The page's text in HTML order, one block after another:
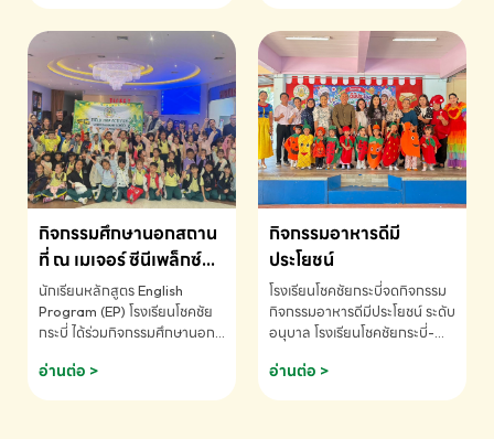
แข่งขันคณิตศาสตร์และคณิตคิด
เร็วนานาชาติ ครั้งที่ 46 ประจำปี
2569 ณ ประเทศสิงคโปร์
INTERNATIONAL
MATHEMATICS AND
MENTAL ARITHMETIC
COMPETITION 2026 - ถ้วย
รางวัลรองชนะเลิศอันดับที่ 2
Mental Arithmetic
Competition K2 - ถ้วยรางวัล
รองชนะเลิศอันดับที่ 2 Mental
K2(Grop) โรงเรียนโชคชัยกระบี่-
สอบถามข้อมูลเพิ่มเติม โทร.
075-691910
กิจกรรมศึกษานอกสถาน
ที่ ณ เมเจอร์ ซีนีเพล็กซ์
ระดับประถมศึกษา (EP.1-
6)
นักเรียนหลักสูตร English
Program (EP) โรงเรียนโชคชัย
กระบี่ ได้ร่วมกิจกรรมศึกษานอก
ชมภาพยนตร์ Toy Story 5
(Soundtrack)เพื่อเสริมทักษะ
อ่านต่อ >
กิจกรรมอาหารดีมี
ประโยชน์
โรงเรียนโชคชัยกระบี่จดกิจกรรม
กิจกรรมอาหารดีมีประโยชน์ ระดับ
อนุบาล โรงเรียนโชคชัยกระบี่-
075-691910
อ่านต่อ >